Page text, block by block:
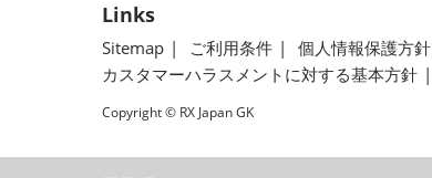
Links
Sitemap ご利用条件 個人情報保護方針
カスタマーハラスメントに対する基本方針
Copyright © RX Japan GK